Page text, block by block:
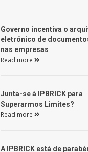
Governo incentiva o
eletrónico de
nas empresas
Read more
Junta-se à IPBRICK para
Superarmos Limites?
Read more
A IPBRICK está de